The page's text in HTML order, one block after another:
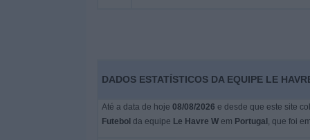
DADOS ESTATÍSTICOS DA EQUIPE LE
Até a data de hoje 08/08/2026 e desde que este site
Futebol da equipe Le Havre Wem Portugal , que foi em